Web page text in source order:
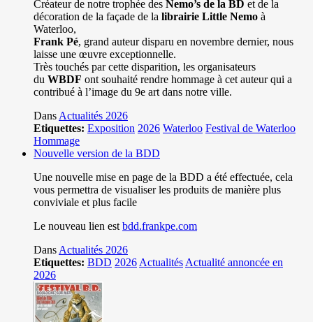
Créateur de notre trophée des Nemo’s de la BD et de la
décoration de la façade de la librairie Little Nemo à
Waterloo,
Frank Pé, grand auteur disparu en novembre dernier, nous
laisse une œuvre exceptionnelle.
Très touchés par cette disparition, les organisateurs
du WBDF ont souhaité rendre hommage à cet auteur qui a
contribué à l’image du 9e art dans notre ville.
Dans Actualités 2026
Etiquettes: Exposition 2026 Waterloo Festival de Waterloo
Hommage
Nouvelle version de la BDD
Une nouvelle mise en page de la BDD a été effectuée, cela
vous permettra de visualiser les produits de manière plus
conviviale et plus facile
Le nouveau lien est bdd.frankpe.com
Dans Actualités 2026
Etiquettes: BDD 2026 Actualités Actualité annoncée en
2026